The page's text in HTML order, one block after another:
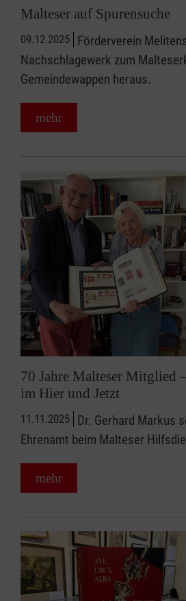
Malteser auf Spurensuche
09.12.2025 Förderverein
Nachschlagewerk zum
Gemeindewappen heraus.
mehr
70 Jahre Malteser Mitglied
im Hier und Jetzt
11.11.2025 Dr. Gerhard Markus
Ehrenamt beim Malteser
mehr